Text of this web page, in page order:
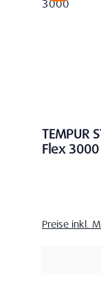
TEMPUR
Flex 3000
Preise inkl.